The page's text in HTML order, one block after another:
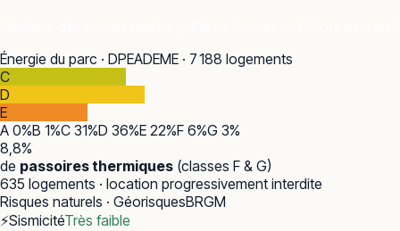
Énergie du parc · DPEADEME · 7 188 logements
C
D
E
A 0%B 1%C 31%D 36%E 22%F 6%G 3%
8,8%
de passoires thermiques (classes F & G)
635 logements · location progressivement interdite
Risques naturels · GéorisquesBRGM
⚡SismicitéTrès faible